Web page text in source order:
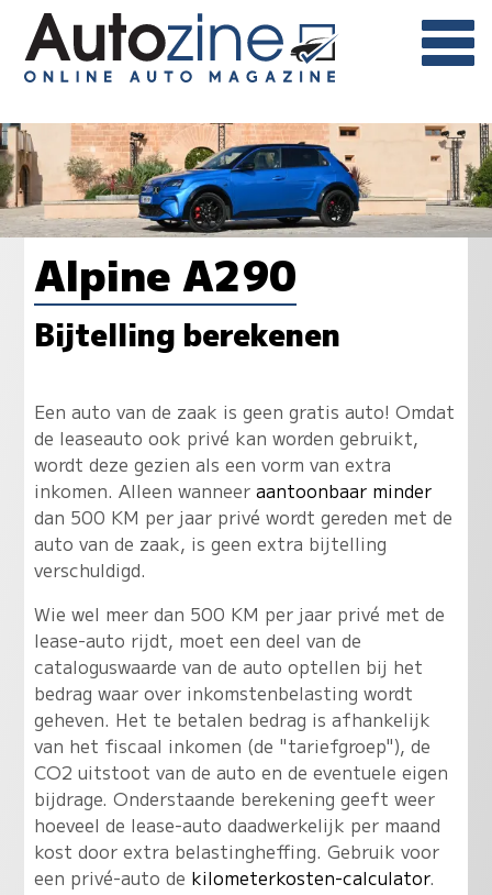
Alpine A290
Bijtelling berekenen
Een auto van de zaak is geen gratis auto! Omdat
de leaseauto ook privé kan worden gebruikt,
wordt deze gezien als een vorm van extra
inkomen. Alleen wanneer aantoonbaar minder
dan 500 KM per jaar privé wordt gereden met de
auto van de zaak, is geen extra bijtelling
verschuldigd.
Wie wel meer dan 500 KM per jaar privé met de
lease-auto rijdt, moet een deel van de
cataloguswaarde van de auto optellen bij het
bedrag waar over inkomstenbelasting wordt
geheven. Het te betalen bedrag is afhankelijk
van het fiscaal inkomen (de "tariefgroep"), de
CO2 uitstoot van de auto en de eventuele eigen
bijdrage. Onderstaande berekening geeft weer
hoeveel de lease-auto daadwerkelijk per maand
kost door extra belastingheffing. Gebruik voor
een privé-auto de kilometerkosten-calculator.